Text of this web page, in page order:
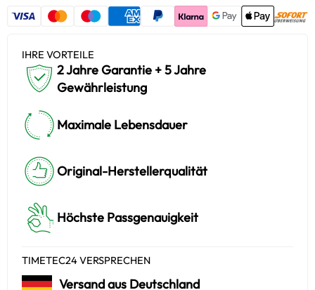
IHRE VORTEILE
2 Jahre Garantie + 5 Jahre
Gewährleistung
Maximale Lebensdauer
Original-Herstellerqualität
Höchste Passgenauigkeit
TIMETEC24 VERSPRECHEN
Versand aus Deutschland